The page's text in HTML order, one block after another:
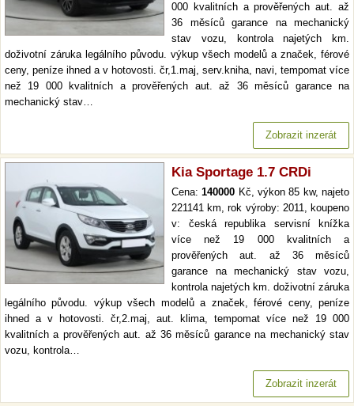
000 kvalitních a prověřených aut. až
36 měsíců garance na mechanický
stav vozu, kontrola najetých km.
doživotní záruka legálního původu. výkup všech modelů a značek, férové
ceny, peníze ihned a v hotovosti. čr,1.maj, serv.kniha, navi, tempomat více
než 19 000 kvalitních a prověřených aut. až 36 měsíců garance na
mechanický stav…
Zobrazit inzerát
Kia Sportage 1.7 CRDi
Cena:140000 Kč, výkon 85 kw, najeto
221141 km, rok výroby: 2011, koupeno
v: česká republika servisní knížka
více než 19 000 kvalitních a
prověřených aut. až 36 měsíců
garance na mechanický stav vozu,
kontrola najetých km. doživotní záruka
legálního původu. výkup všech modelů a značek, férové ceny, peníze
ihned a v hotovosti. čr,2.maj, aut. klima, tempomat více než 19 000
kvalitních a prověřených aut. až 36 měsíců garance na mechanický stav
vozu, kontrola…
Zobrazit inzerát